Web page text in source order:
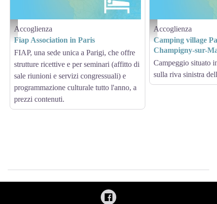
Hébergement - Via Columbani
Accoglienza
Fiap Association in Paris
FIAP, una sede unica a Parigi, che offre
strutture ricettive e per seminari (affitto di
sale riunioni e servizi congressuali) e
programmazione culturale tutto l'anno, a
prezzi contenuti.
Hébergement - Via
Accoglienza
Camping village
Champigny-sur-
Campeggio situato
sulla riva sinistra